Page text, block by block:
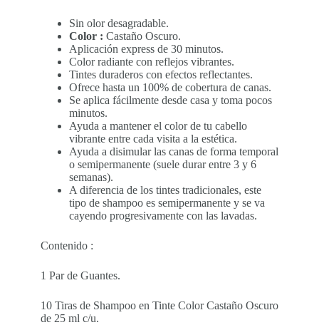
Sin olor desagradable.
Color : Castaño Oscuro.
Aplicación express de 30 minutos.
Color radiante con reflejos vibrantes.
Tintes duraderos con efectos reflectantes.
Ofrece hasta un 100% de cobertura de canas.
Se aplica fácilmente desde casa y toma pocos
minutos.
Ayuda a mantener el color de tu cabello
vibrante entre cada visita a la estética.
Ayuda a disimular las canas de forma temporal
o semipermanente (suele durar entre 3 y 6
semanas).
A diferencia de los tintes tradicionales, este
tipo de shampoo es semipermanente y se va
cayendo progresivamente con las lavadas.
Contenido :
1 Par de Guantes.
10 Tiras de Shampoo en Tinte Color Castaño Oscuro
de 25 ml c/u.